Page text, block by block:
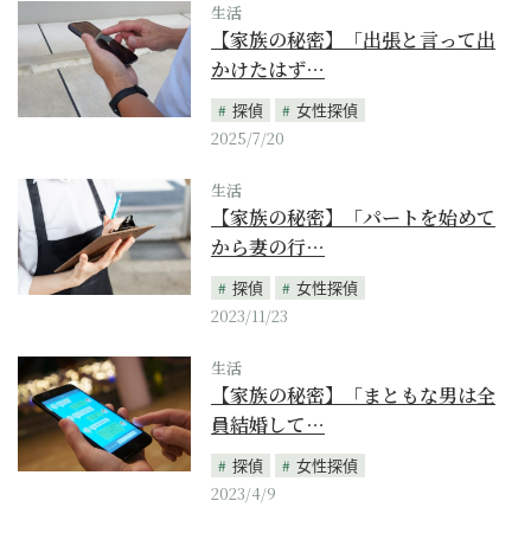
生活
【家族の秘密】「出張と言って出
かけたはず…
探偵
女性探偵
2025/7/20
生活
【家族の秘密】「パートを始めて
から妻の行…
探偵
女性探偵
2023/11/23
生活
【家族の秘密】「まともな男は全
員結婚して…
探偵
女性探偵
2023/4/9